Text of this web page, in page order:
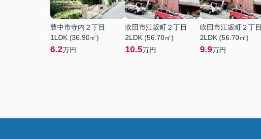
豊中市寺内２丁目
1LDK (36.90㎡)
6.2万円
吹田市江坂町２丁目
2LDK (56.70㎡)
10.5万円
吹田市江坂町２丁目
2LDK (56.70㎡)
9.9万円